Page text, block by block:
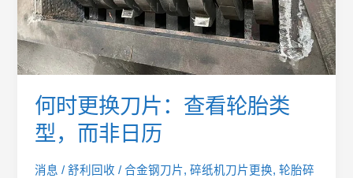
何时更换刀片：查看轮胎类
型，而非日历
消息 /舒利回收/合金钢刀片,碎纸机刀片更换,轮胎碎
胎
类
型，
而
日
历